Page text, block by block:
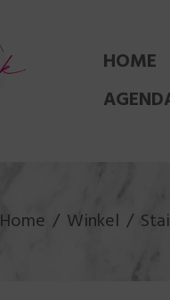
HOME
Home Winkel